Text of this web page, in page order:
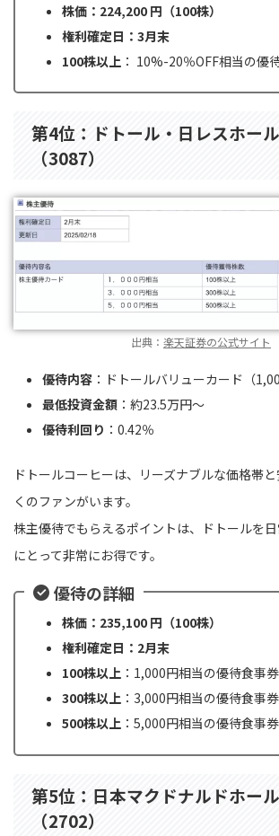
株価：224,200 円（100株）
権利確定日：3月末
100株以上 ： 10%-20％OFF相当の優
第4位：ドトール・日レスホー
（3087）
出典： 楽天証券の公式サイト
優待内容 ：ドトールバリューカード（
最低投資金額 ：約23.5万円〜
優待利回り ：0.42％
ドトールコーヒーは、リーズナブルな価格帯
くのファンがいます。
株主優待でもらえるポイントは、ドトールを
にとって非常にお得です。
優待の詳細
株価：235,100 円（100株）
権利確定日：2月末
100株以上 ：1,000円相当の優待食事券
300株以上 ：3,000円相当の優待食事券
500株以上 ：5,000円相当の優待食事券
第5位：日本マクドナルドホー
（2702）